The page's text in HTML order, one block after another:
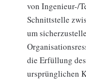
von Ingenieur-/
Schnittstelle
um
die Erfüllung
ursprünglichen